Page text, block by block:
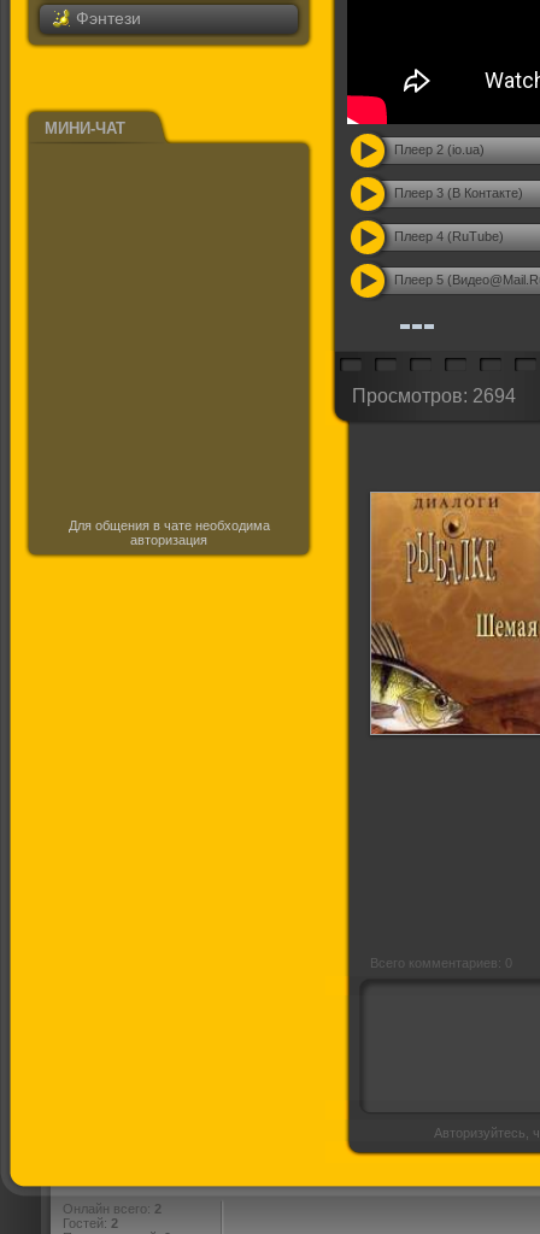
Фэнтези
МИНИ-ЧАТ
Для общения в чате необходима
авторизация
Плеер 2 (io.ua)
Плеер 3 (В Контакте)
Плеер 4 (RuTube)
Плеер 5
Просмотров: 2694
Всего комментариев: 0
Авторизуйтесь,
Онлайн всего: 2
Гостей: 2